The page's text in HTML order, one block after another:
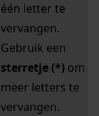
één letter te
vervangen.
Gebruik een
sterretje (*) om
meer letters te
vervangen.